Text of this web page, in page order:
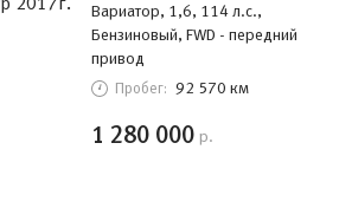
Вариатор, 1,6, 114 л.с.,
Бензиновый, FWD - передний
привод
Пробег: 92 570 км
1 280 000 р.